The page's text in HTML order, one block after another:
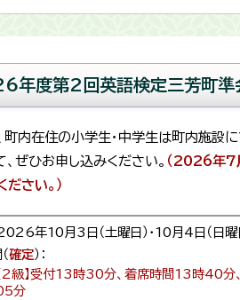
年度第2回英語検定三芳町準
町内在住の小学生・中学生は町内施設
、ぜひお申し込みください。 （2026年7
さい。）
2026年10月3日（土曜日）・10月4日（日曜
確定）：
2級】受付13時30分、着席時間13時40
分